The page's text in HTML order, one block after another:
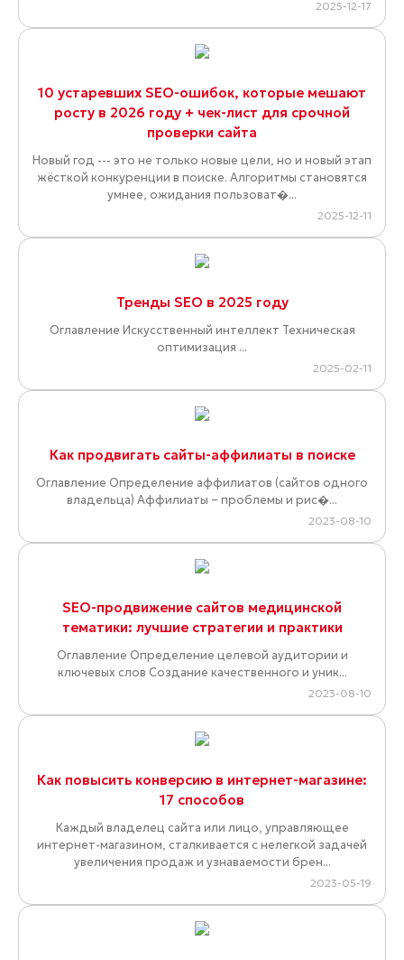
2025-12-17
10 устаревших SEO-ошибок, которые мешают
росту в 2026 году + чек-лист для срочной
проверки сайта
Новый год --- это не только новые цели, но и новый этап
жёсткой конкуренции в поиске. Алгоритмы становятся
умнее, ожидания пользоват�...
2025-12-11
Тренды SEO в 2025 году
Оглавление Искусственный интеллект Техническая
оптимизация ...
2025-02-11
Как продвигать сайты-аффилиаты в поиске
Оглавление Определение аффилиатов (сайтов одного
владельца) Аффилиаты – проблемы и рис�...
2023-08-10
SEO-продвижение сайтов медицинской
тематики: лучшие стратегии и практики
Оглавление Определение целевой аудитории и
ключевых слов Создание качественного и уник...
2023-08-10
Как повысить конверсию в интернет-магазине:
17 способов
Каждый владелец сайта или лицо, управляющее
интернет-магазином, сталкивается с нелегкой задачей
увеличения продаж и узнаваемости брен...
2023-05-19